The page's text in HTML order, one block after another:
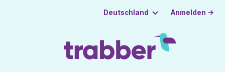
Deutschland Anmelden →